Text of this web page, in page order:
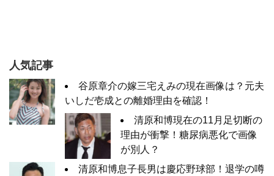
人気記事
谷原章介の嫁三宅えみの現在画像は？元夫
いしだ壱成との離婚理由を確認！
清原和博現在の11月足切断の
理由が衝撃！糖尿病悪化で画像
が別人？
清原和博息子長男は慶応野球部！退学の噂